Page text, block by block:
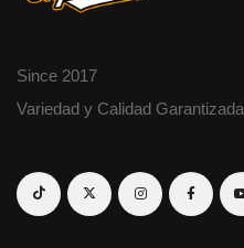
Since 2017
Variedad y Calidad Garantizada